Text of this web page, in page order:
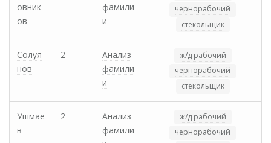
овник
ов
фамили
и
чернорабочий
стекольщик
Солуя
нов
2
Анализ
фамили
и
ж/д рабочий
чернорабочий
стекольщик
Ушмае
в
2
Анализ
фамили
ж/д рабочий
чернорабочий